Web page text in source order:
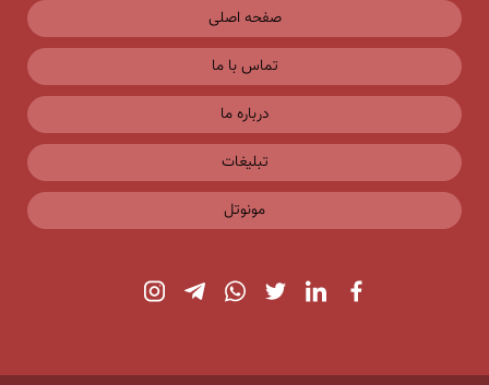
صفحه اصلی
تماس با ما
درباره ما
تبلیغات
مونوتل